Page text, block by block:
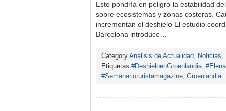
Esto pondría en peligro la estabilidad
sobre ecosistemas y zonas costeras.
incrementan el deshielo El estudio
Barcelona introduce…
Category Análisis de Actualidad, Noticias,
Etiquetas #DeshieloenGroenlandia,
#Semanarioturistamagazine, Groenlandia